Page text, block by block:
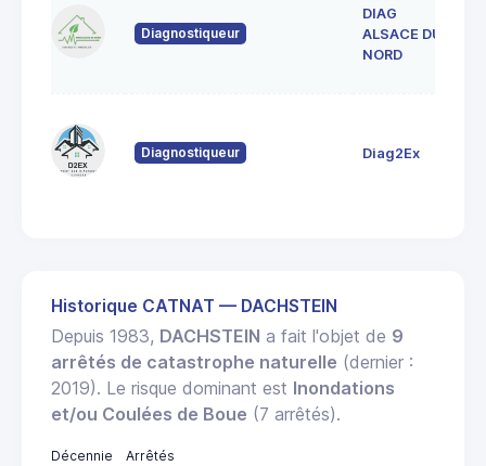
Diagnostiqueur
DIAG
ALSACE DU
NORD
Diagnostiqueur Diag2Ex
Historique CATNAT — DACHSTEIN
Depuis 1983, DACHSTEIN a fait l'objet de 9
arrêtés de catastrophe naturelle (dernier :
2019). Le risque dominant est Inondations
et/ou Coulées de Boue (7 arrêtés).
Décennie
Arrêtés